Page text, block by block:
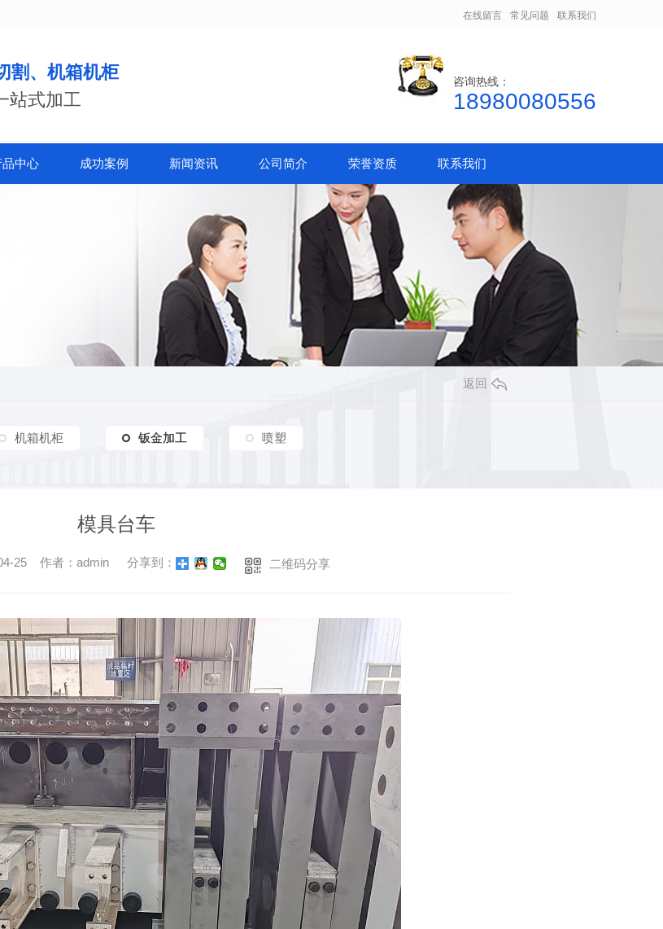
在线留言 常见问题 联系我们
割、机箱机柜
站式加工
咨询热线：
18980080556
品中心 成功案例 新闻资讯 公司简介 荣誉资质 联系我们
返回
机箱机柜 钣金加工
钣金加工 喷塑
模具台车
25 作者：admin 分享到： 二维码分享